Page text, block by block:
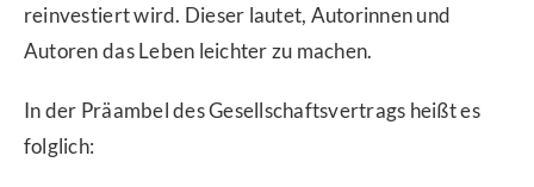
reinvestiert wird. Dieser lautet, Autorinnen und
Autoren das Leben leichter zu machen.
In der Präambel des Gesellschaftsvertrags heißt es
folglich: